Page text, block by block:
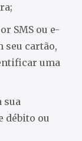
SMS ou e-
seu cartão,
uma
sua
débito ou